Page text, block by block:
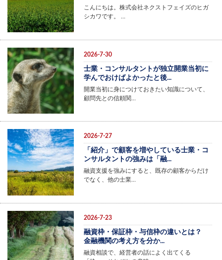
こんにちは。株式会社ネクストフェイズのヒガ
シカワです。 …
2026-7-30
士業・コンサルタントが独立開業当初に
学んでおけばよかったと後...
開業当初に身につけておきたい知識について、
顧問先との信頼関…
2026-7-27
「紹介」で顧客を増やしている士業・コ
ンサルタントの強みは「融...
融資支援を強みにすると、既存の顧客からだけ
でなく、他の士業…
2026-7-23
融資枠・保証枠・与信枠の違いとは？
金融機関の考え方を分か...
融資相談で、経営者の話によく出てくる